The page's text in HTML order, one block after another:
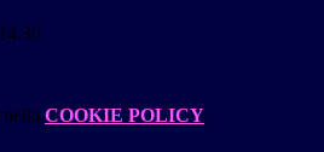
COOKIE POLICY.